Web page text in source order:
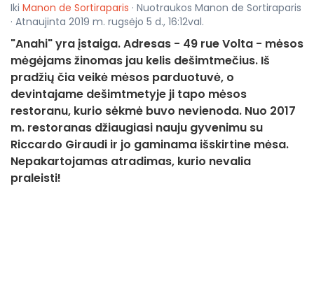
Iki Manon de Sortiraparis · Nuotraukos Manon de Sortiraparis
· Atnaujinta 2019 m. rugsėjo 5 d., 16:12val.
"Anahi" yra įstaiga. Adresas - 49 rue Volta - mėsos
mėgėjams žinomas jau kelis dešimtmečius. Iš
pradžių čia veikė mėsos parduotuvė, o
devintajame dešimtmetyje ji tapo mėsos
restoranu, kurio sėkmė buvo nevienoda. Nuo 2017
m. restoranas džiaugiasi nauju gyvenimu su
Riccardo Giraudi ir jo gaminama išskirtine mėsa.
Nepakartojamas atradimas, kurio nevalia
praleisti!